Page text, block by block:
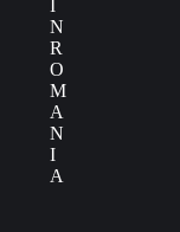
N
R
O
M
A
N
I
A